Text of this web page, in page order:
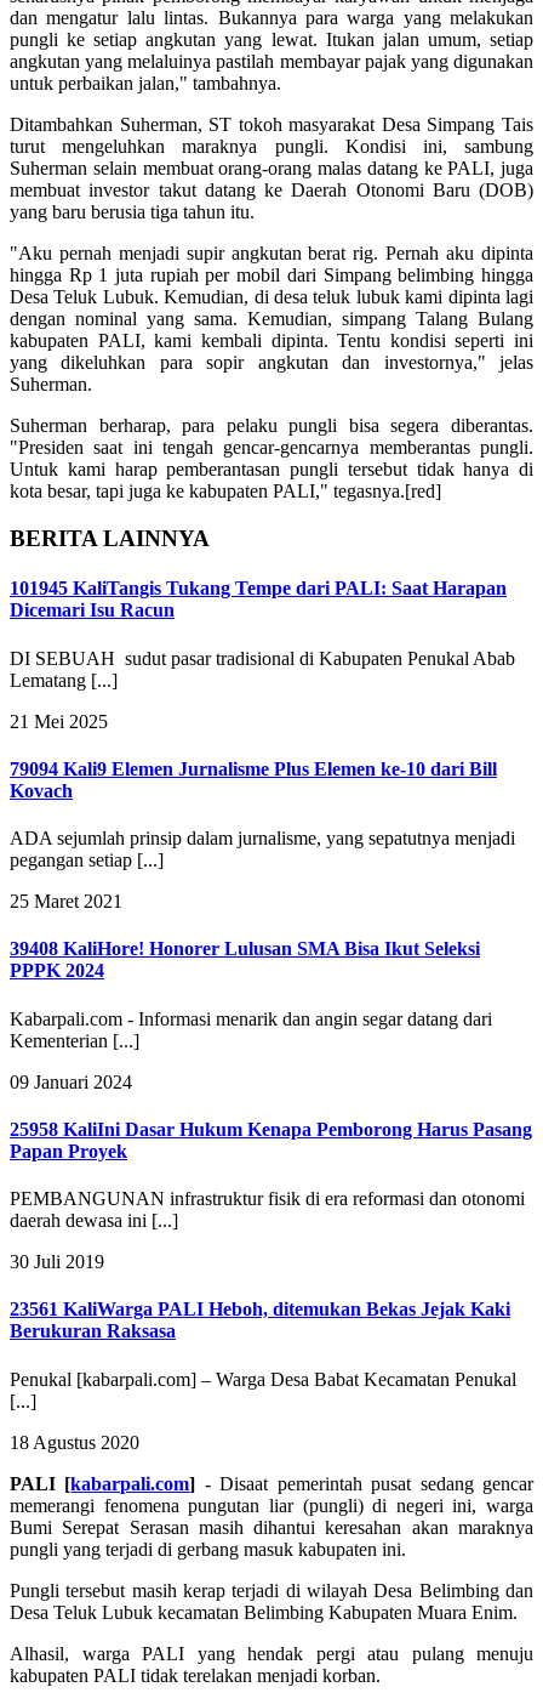
dan mengatur lalu lintas. Bukannya para warga yang melakukan
pungli ke setiap angkutan yang lewat. Itukan jalan umum, setiap
angkutan yang melaluinya pastilah membayar pajak yang digunakan
untuk perbaikan jalan," tambahnya.
Ditambahkan Suherman, ST tokoh masyarakat Desa Simpang Tais
turut mengeluhkan maraknya pungli. Kondisi ini, sambung
Suherman selain membuat orang-orang malas datang ke PALI, juga
membuat investor takut datang ke Daerah Otonomi Baru (DOB)
yang baru berusia tiga tahun itu.
"Aku pernah menjadi supir angkutan berat rig. Pernah aku dipinta
hingga Rp 1 juta rupiah per mobil dari Simpang belimbing hingga
Desa Teluk Lubuk. Kemudian, di desa teluk lubuk kami dipinta lagi
dengan nominal yang sama. Kemudian, simpang Talang Bulang
kabupaten PALI, kami kembali dipinta. Tentu kondisi seperti ini
yang dikeluhkan para sopir angkutan dan investornya," jelas
Suherman.
Suherman berharap, para pelaku pungli bisa segera diberantas.
"Presiden saat ini tengah gencar-gencarnya memberantas pungli.
Untuk kami harap pemberantasan pungli tersebut tidak hanya di
kota besar, tapi juga ke kabupaten PALI," tegasnya.[red]‎
BERITA LAINNYA
101945 KaliTangis Tukang Tempe dari PALI: Saat Harapan
Dicemari Isu Racun
DI SEBUAH sudut pasar tradisional di Kabupaten Penukal Abab
Lematang [...]
21 Mei 2025
79094 Kali9 Elemen Jurnalisme Plus Elemen ke-10 dari Bill
Kovach
ADA sejumlah prinsip dalam jurnalisme, yang sepatutnya menjadi
pegangan setiap [...]
25 Maret 2021
39408 KaliHore! Honorer Lulusan SMA Bisa Ikut Seleksi
PPPK 2024
Kabarpali.com - Informasi menarik dan angin segar datang dari
Kementerian [...]
09 Januari 2024
25958 KaliIni Dasar Hukum Kenapa Pemborong Harus Pasang
Papan Proyek
PEMBANGUNAN infrastruktur fisik di era reformasi dan otonomi
daerah dewasa ini [...]
30 Juli 2019
23561 KaliWarga PALI Heboh, ditemukan Bekas Jejak Kaki
Berukuran Raksasa
Penukal [kabarpali.com] – Warga Desa Babat Kecamatan Penukal
[...]
18 Agustus 2020
PALI [kabarpali.com] - Disaat pemerintah pusat sedang gencar
memerangi fenomena pungutan liar (pungli) di negeri ini, warga
Bumi Serepat Serasan masih dihantui keresahan akan maraknya
pungli yang terjadi di gerbang masuk kabupaten ini.
Pungli tersebut masih kerap terjadi di wilayah Desa Belimbing dan
Desa Teluk Lubuk kecamatan Belimbing Kabupaten Muara Enim.
Alhasil, warga PALI yang hendak pergi atau pulang menuju
kabupaten PALI tidak terelakan menjadi korban.